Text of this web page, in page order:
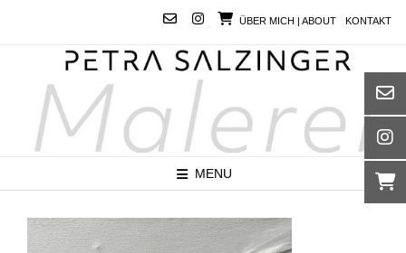
ÜBER MICH | ABOUT KONTAKT
MENU